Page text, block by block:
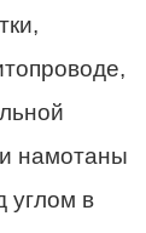
намотаны
углом в